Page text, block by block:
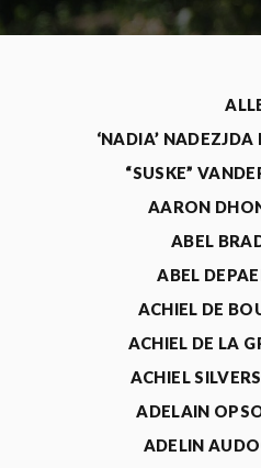
‘NADIA’
“SUSKE”
AARON
ABEL
ABEL
ACHIEL DE
ACHIEL DE LA
ACHIEL
ADELAIN
ADELIN